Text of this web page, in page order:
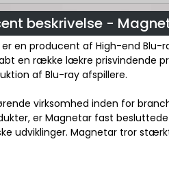
beskrivelse -
en producent af High-end Blu-
en række lækre prisvindende
af Blu-ray afspillere.
virksomhed inden for
er Magnetar fast
udviklinger. Magnetar tror